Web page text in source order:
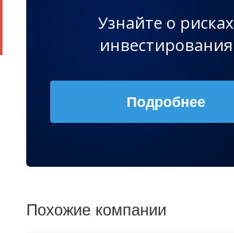
Узнайте о рисках
инвестирования
Подробнее
Похожие компании